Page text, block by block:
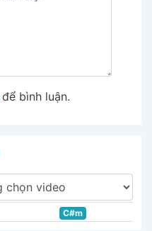
để bình luận.
C#m